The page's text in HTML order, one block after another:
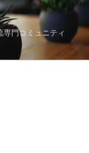
門コミュニティ